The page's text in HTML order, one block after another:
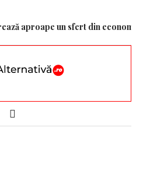
aproape un sfert din economia